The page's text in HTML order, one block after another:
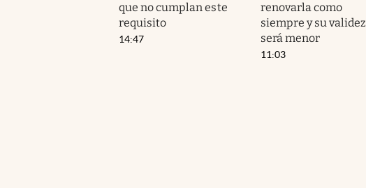
que no cumplan este
requisito
14:47
renovarla como
siempre y su validez
será menor
11:03